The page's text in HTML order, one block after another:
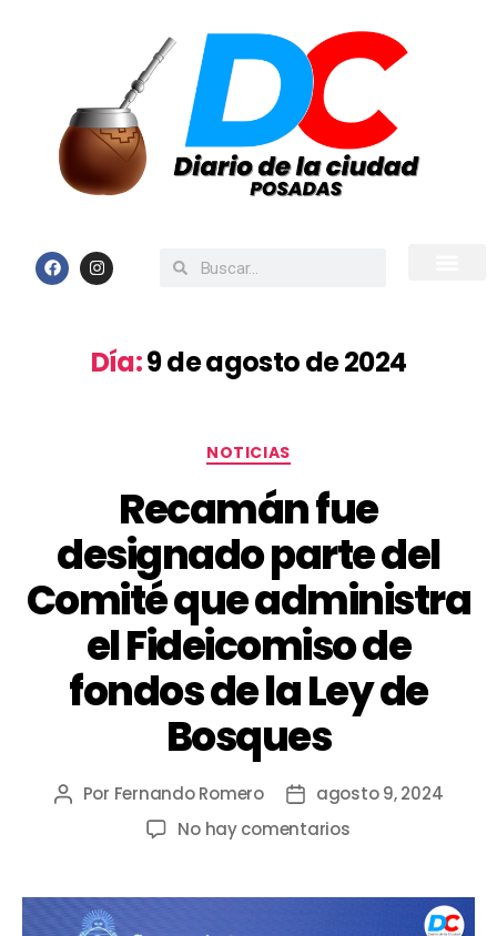
Día:9 de agosto de 2024
NOTICIAS
Recamán fue
designado parte del
Comité que administra
el Fideicomiso de
fondos de la Ley de
Bosques
Por Fernando Romero
agosto 9, 2024
No hay comentarios